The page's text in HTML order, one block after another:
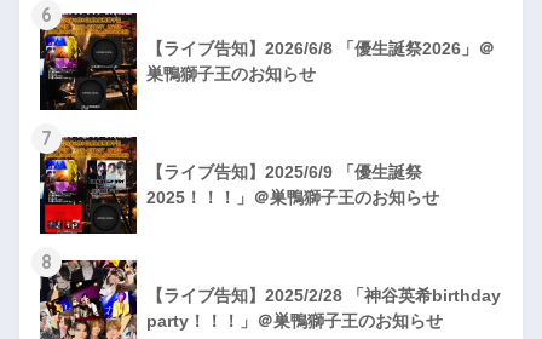
6
【ライブ告知】2026/6/8 「優生誕祭2026」＠
巣鴨獅子王のお知らせ
7
【ライブ告知】2025/6/9 「優生誕祭
2025！！！」＠巣鴨獅子王のお知らせ
8
【ライブ告知】2025/2/28 「神谷英希birthday
party！！！」＠巣鴨獅子王のお知らせ